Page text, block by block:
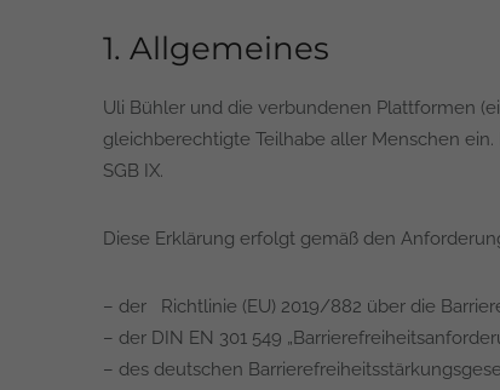
1. Allgemeines
Uli Bühler und die verbundenen Plattformen
gleichberechtigte Teilhabe aller Menschen
SGB IX.
Diese Erklärung erfolgt gemäß den
– der Richtlinie (EU) 2019/882 über die
– der DIN EN 301 549
– des deutschen